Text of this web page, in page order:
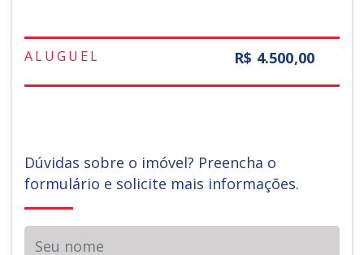
ALUGUEL R$ 4.500,00
Dúvidas sobre o imóvel? Preencha o
formulário e solicite mais informações.